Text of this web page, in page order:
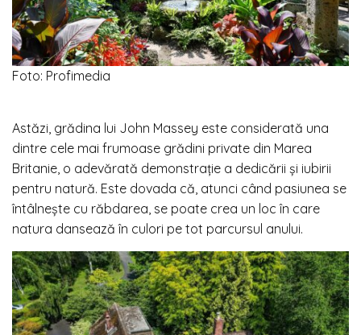
Foto: Profimedia
Astăzi, grădina lui John Massey este considerată una
dintre cele mai frumoase grădini private din Marea
Britanie, o adevărată demonstrație a dedicării și iubirii
pentru natură. Este dovada că, atunci când pasiunea se
întâlnește cu răbdarea, se poate crea un loc în care
natura dansează în culori pe tot parcursul anului.